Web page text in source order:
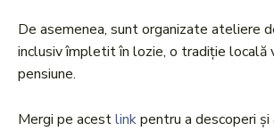
De asemenea, sunt organizate ateliere
inclusiv împletit în lozie, o tradiție locală
pensiune.
Mergi pe acestlinkpentru a descoperi